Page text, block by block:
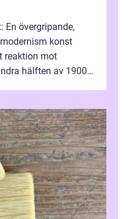
En övergripande,
konst
reaktion mot
hälften av 1900-